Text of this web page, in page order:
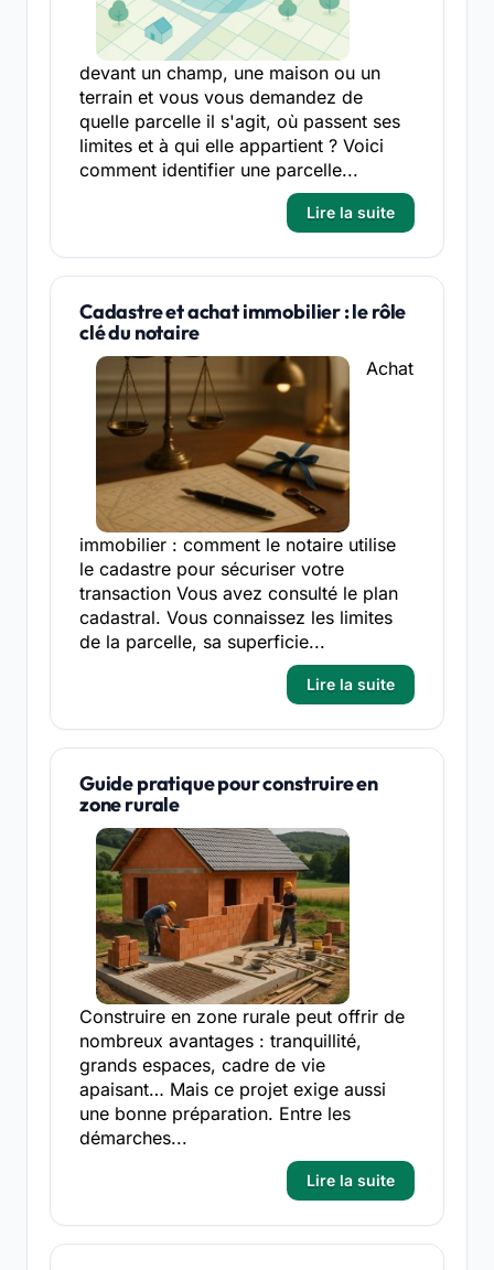
devant un champ, une maison ou un
terrain et vous vous demandez de
quelle parcelle il s'agit, où passent ses
limites et à qui elle appartient ? Voici
comment identifier une parcelle...
Lire la suite
Cadastre et achat immobilier : le rôle
clé du notaire
Achat
immobilier : comment le notaire utilise
le cadastre pour sécuriser votre
transaction Vous avez consulté le plan
cadastral. Vous connaissez les limites
de la parcelle, sa superficie...
Lire la suite
Guide pratique pour construire en
zone rurale
Construire en zone rurale peut offrir de
nombreux avantages : tranquillité,
grands espaces, cadre de vie
apaisant… Mais ce projet exige aussi
une bonne préparation. Entre les
démarches...
Lire la suite